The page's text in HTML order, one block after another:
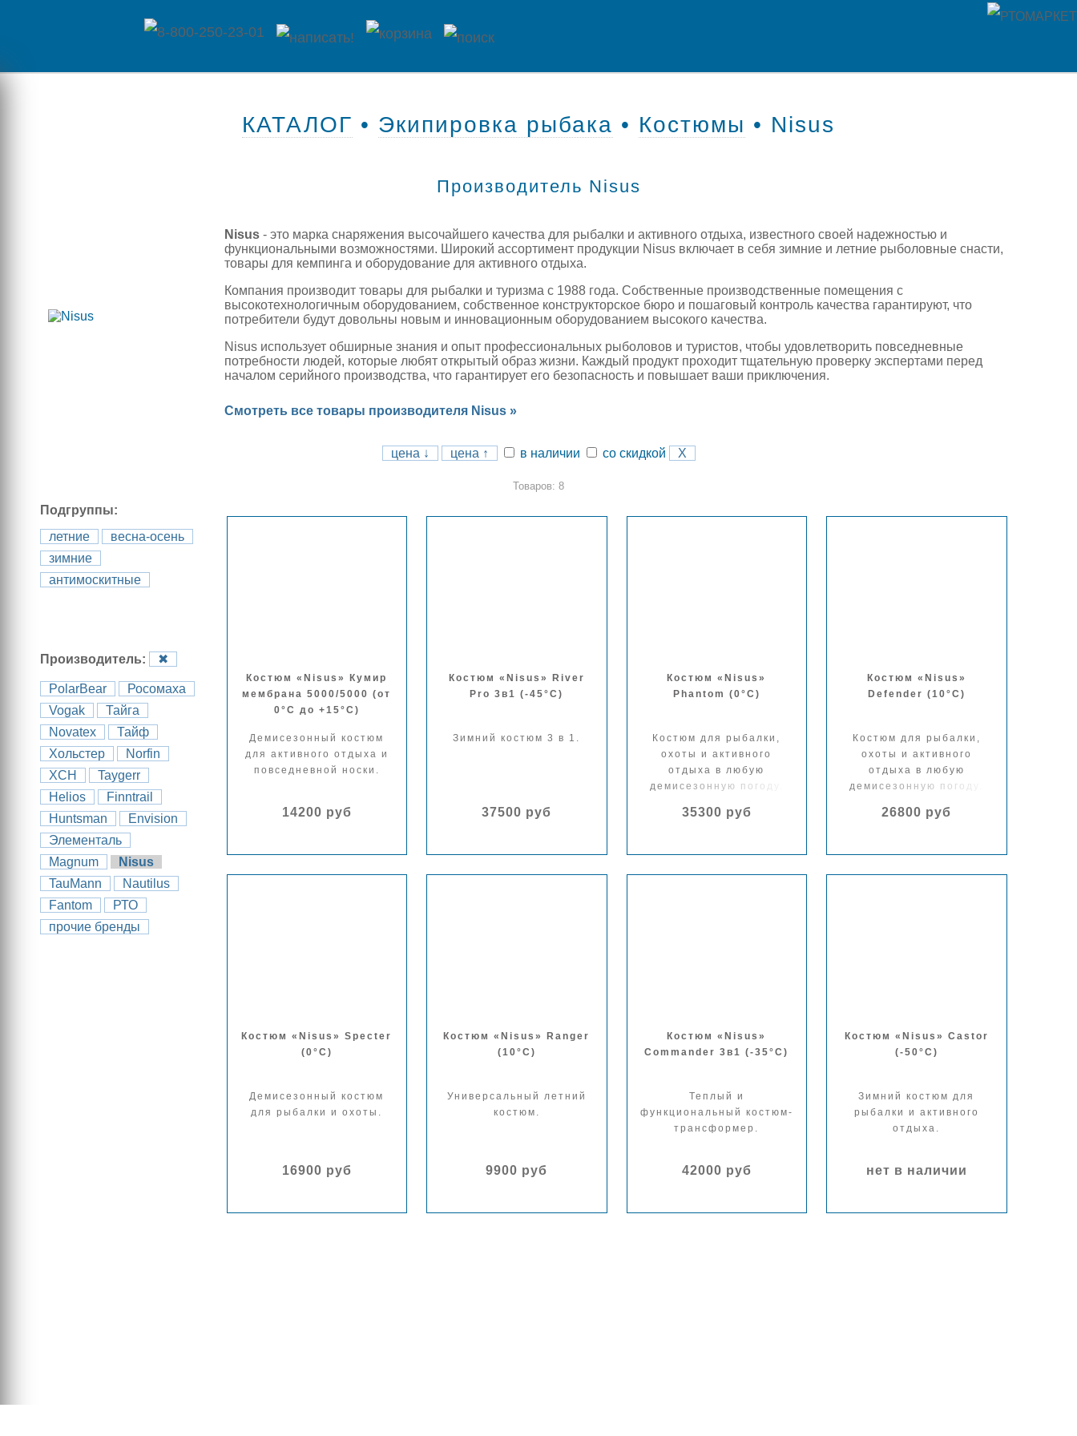
КАТАЛОГ • Экипировка рыбака • Костюмы • Nisus
Производитель Nisus
Nisus - это марка снаряжения высочайшего качества для рыбалки и активного отдыха, известного своей надежностью и
функциональными возможностями. Широкий ассортимент продукции Nisus включает в себя зимние и летние рыболовные снасти,
товары для кемпинга и оборудование для активного отдыха.
Компания производит товары для рыбалки и туризма с 1988 года. Собственные производственные помещения с
высокотехнологичным оборудованием, собственное конструкторское бюро и пошаговый контроль качества гарантируют, что
потребители будут довольны новым и инновационным оборудованием высокого качества.
Nisus использует обширные знания и опыт профессиональных рыболовов и туристов, чтобы удовлетворить повседневные
потребности людей, которые любят открытый образ жизни. Каждый продукт проходит тщательную проверку экспертами перед
началом серийного производства, что гарантирует его безопасность и повышает ваши приключения.
Смотреть все товары производителя Nisus »
цена ↓ цена ↑ в наличии со скидкой X
Товаров: 8
Подгруппы:
летние
весна-осень
зимние
антимоскитные
Производитель: ✖
PolarBear
Росомаха
Vogak
Тайга
Novatex
Тайф
Хольстер
Norfin
ХCH
Taygerr
Helios
Finntrail
Huntsman
Envision
Элементаль
Magnum
Nisus
TauMann
Nautilus
Fantom
РТО
прочие бренды
Костюм «Nisus» Кумир
мембрана 5000/5000 (от
0°С до +15°С)
Демисезонный костюм
для активного отдыха и
повседневной носки.
14200 руб
Костюм «Nisus» River
Pro 3в1 (-45°С)
Зимний костюм 3 в 1.
37500 руб
Костюм «Nisus»
Phantom (0°С)
Костюм для рыбалки,
охоты и активного
отдыха в любую
демисезонную погоду.
35300 руб
Костюм «Nisus»
Defender (10°С)
Костюм для рыбалки,
охоты и активного
отдыха в любую
демисезонную погоду.
26800 руб
Костюм «Nisus» Specter
(0°С)
Демисезонный костюм
для рыбалки и охоты.
16900 руб
Костюм «Nisus» Ranger
(10°С)
Универсальный летний
костюм.
9900 руб
Костюм «Nisus»
Commander 3в1 (-35°С)
Теплый и
функциональный костюм-
трансформер.
42000 руб
Костюм «Nisus» Castor
(-50°С)
Зимний костюм для
рыбалки и активного
отдыха.
нет в наличии